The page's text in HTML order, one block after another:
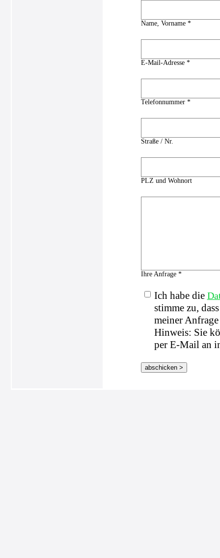
Name, Vorname *
E-Mail-Adresse *
Telefonnummer *
Straße / Nr.
PLZ und Wohnort
Ihre Anfrage *
Ich habe die
stimme zu,
meiner
Hinweis: Sie
per E-Mail an